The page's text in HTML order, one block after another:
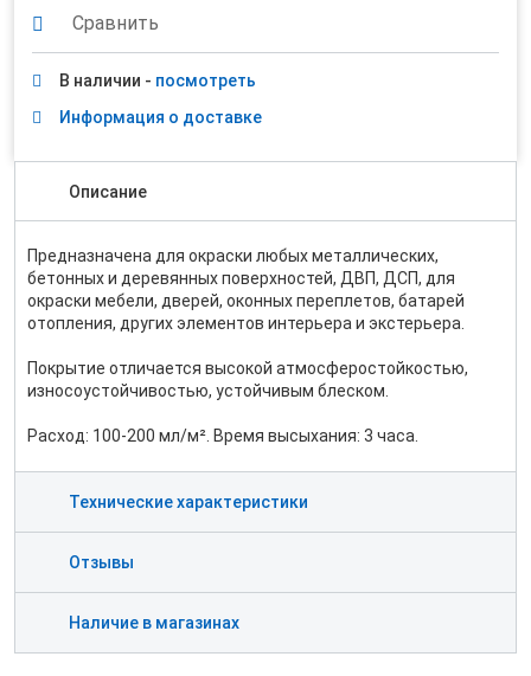
Сравнить
В наличии - посмотреть
Информация о доставке
Описание
Предназначена для окраски любых металлических,
бетонных и деревянных поверхностей, ДВП, ДСП, для
окраски мебели, дверей, оконных переплетов, батарей
отопления, других элементов интерьера и экстерьера.
Покрытие отличается высокой атмосферостойкостью,
износоустойчивостью, устойчивым блеском.
Расход: 100-200 мл/м². Время высыхания: 3 часа.
Технические характеристики
Отзывы
Наличие в магазинах